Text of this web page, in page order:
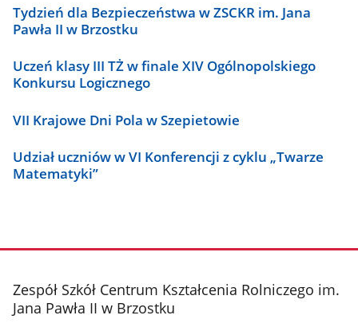
Tydzień dla Bezpieczeństwa w ZSCKR im. Jana
Pawła II w Brzostku
Uczeń klasy III TŻ w finale XIV Ogólnopolskiego
Konkursu Logicznego
VII Krajowe Dni Pola w Szepietowie
Udział uczniów w VI Konferencji z cyklu „Twarze
Matematyki”
stopka
Zespół Szkół Centrum Kształcenia Rolniczego im.
Jana Pawła II w Brzostku